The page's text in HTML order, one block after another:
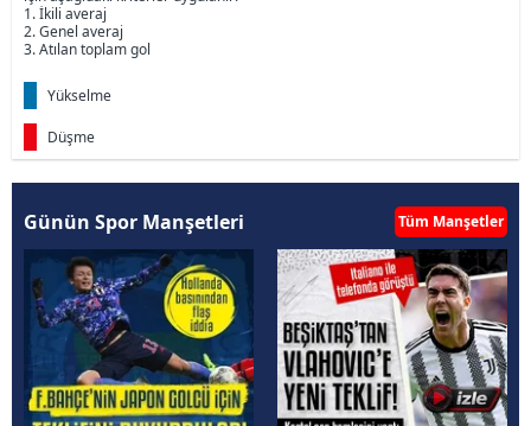
1. İkili averaj
2. Genel averaj
3. Atılan toplam gol
Yükselme
Düşme
Günün Spor Manşetleri Tüm Manşetler